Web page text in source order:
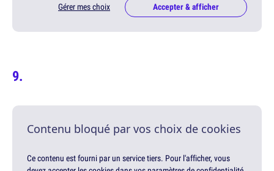
Gérer mes choix Accepter & afficher
Contenu bloqué par vos choix de cookies
Ce contenu est fourni par un service tiers. Pour l'afficher, vous